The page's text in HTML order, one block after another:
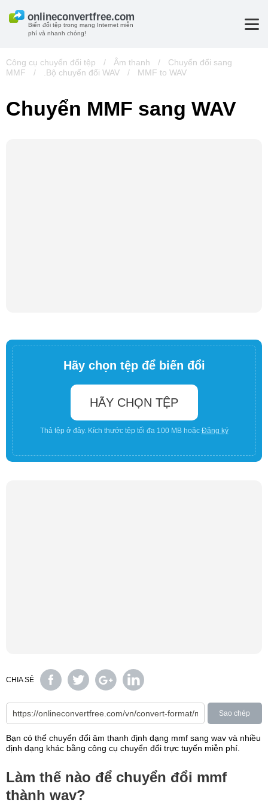
Biến đổi tệp trong mạng Internet miễn
phí và nhanh chóng!
Công cụ chuyển đổi tệp / Âm thanh /
Chuyển đổi sang
MMF
/ .Bộ chuyển đổi WAV / MMF to WAV
Chuyển MMF sang WAV
Hãy chọn tệp để biến đổi
HÃY CHỌN TỆP
Thả tệp ở đây. Kích thước tệp tối đa 100 MB hoặc Đăng ký
CHIA SẺ
Sao chép
Bạn có thể chuyển đổi âm thanh định dạng mmf sang wav và nhiều
định dạng khác bằng công cụ chuyển đổi trực tuyến miễn phí.
Làm thế nào để chuyển đổi mmf
thành wav?